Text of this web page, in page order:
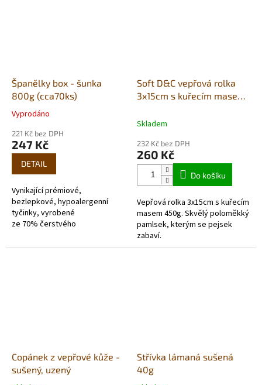
Španělky box - šunka
800g (cca70ks)
Průměrné
produktu
je
hvězdiček.
Vyprodáno
221 Kč bez DPH
247 Kč
DETAIL
Vynikající prémiové,
bezlepkové, hypoalergenní
tyčinky, vyrobené
ze 70% čerstvého
obsahem vitamínů a...
Soft D&C vepřová rolka
3x15cm s kuřecím masem
Skladem
232 Kč bez DPH
260 Kč
Do košíku
Vepřová rolka 3x15cm s kuřecím
masem 450g. Skvělý poloměkký
pamlsek, kterým se pejsek
zabaví.
Copánek z vepřové kůže -
sušený, uzený
Střívka lámaná sušená
40g